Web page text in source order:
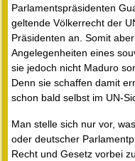
Parlamentspräsidenten
geltende Völkerrecht der
Präsidenten an. Somit
Angelegenheiten eines
sie jedoch nicht Maduro
Denn sie schaffen damit
schon bald selbst im UN-
Man stelle sich nur vor,
oder deutscher
Recht und Gesetz vorbei